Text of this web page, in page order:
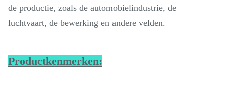
de productie, zoals de automobielindustrie, de
luchtvaart, de bewerking en andere velden.
Productkenmerken: